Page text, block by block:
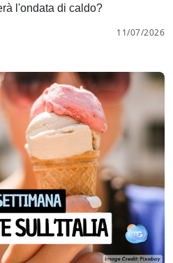
l'ondata di caldo?
11/07/2026